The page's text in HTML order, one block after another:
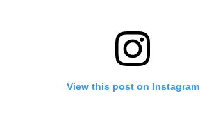
View this post on Instagram